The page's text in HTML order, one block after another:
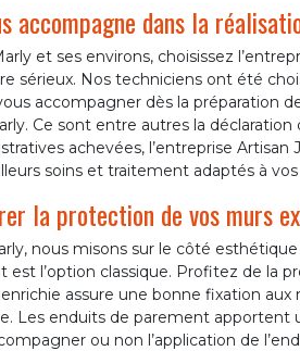
accompagne dans la
et ses environs, choisissez
sérieux. Nos techniciens ont été
accompagner dès la préparation
Ce sont entre autres la
achevées, l’entreprise Artisan
soins et traitement adaptés à
la protection de vos murs
nous misons sur le côté
est l’option classique. Profitez de la
assure une bonne fixation aux
Les enduits de parement apportent
ou non l’application de